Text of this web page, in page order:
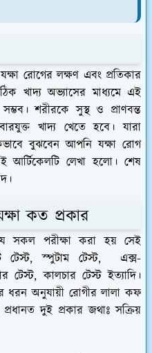
যক্ষা রোগের লক্ষণ এবং প্রতিকার
খাদ্য অভ্যাসের মাধ্যমে এই
শরীরকে সুস্থ ও প্রাণবন্ত
খাদ্য খেতে হবে। যারা
বুঝবেন আপনি যক্ষা রোগ
লেখা হলো। শেষ
কত প্রকার
সকল পরীক্ষা করা হয় সেই
টেস্ট, স্পুটাম টেস্ট, এক্স-
টেস্ট, কালচার টেস্ট ইত্যাদি।
ধরন অনুযায়ী রোগীর লালা কফ
দুই প্রকার জথাঃ সক্রিয়